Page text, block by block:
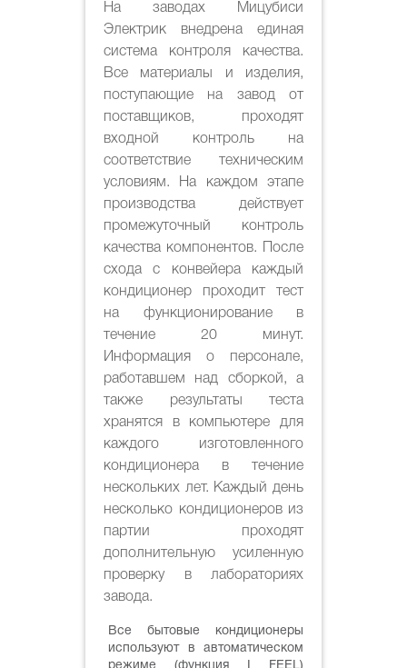
На заводах Мицубиси
Электрик внедрена единая
система контроля качества.
Все материалы и изделия,
поступающие на завод от
поставщиков, проходят
входной контроль на
соответствие техническим
условиям. На каждом этапе
производства действует
промежуточный контроль
качества компонентов. После
схода с конвейера каждый
кондиционер проходит тест
на функционирование в
течение 20 минут.
Информация о персонале,
работавшем над сборкой, а
также результаты теста
хранятся в компьютере для
каждого изготовленного
кондиционера в течение
нескольких лет. Каждый день
несколько кондиционеров из
партии проходят
дополнительную усиленную
проверку в лабораториях
завода.
Все бытовые кондиционеры
используют в автоматическом
режиме (функция I FEEL)